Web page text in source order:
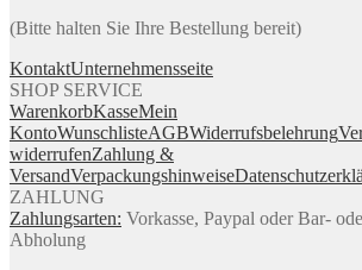
(Bitte halten Sie Ihre Bestellung bereit)
KontaktUnternehmensseite
SHOP SERVICE
WarenkorbKasseMein
KontoWunschlisteAGBWiderrufsbelehrung
widerrufenZahlung &
VersandVerpackungshinweise
ZAHLUNG
Zahlungsarten: Vorkasse, Paypal oder Bar-
Abholung